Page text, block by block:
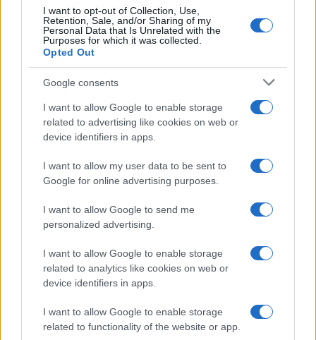
I want to opt-out of Collection, Use,
Retention, Sale, and/or Sharing of my
Personal Data that Is Unrelated with the
Purposes for which it was collected.
Opted Out
Google consents
I want to allow Google to enable storage
related to advertising like cookies on web or
device identifiers in apps.
I want to allow my user data to be sent to
Google for online advertising purposes.
I want to allow Google to send me
personalized advertising.
I want to allow Google to enable storage
related to analytics like cookies on web or
device identifiers in apps.
I want to allow Google to enable storage
related to functionality of the website or app.
Food Wiki
FuturoDonna
HomeMagazine
ESPANA Y LATINOAMERICA
Actualidad
Investindo 365
Viajar 365
ES Newz
Encocina